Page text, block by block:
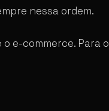
nessa ordem.
e-commerce. Para o